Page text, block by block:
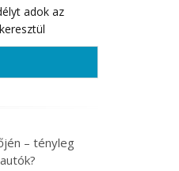
adok az
– tényleg